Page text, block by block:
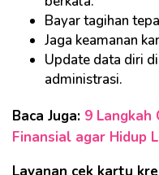
Bayar tagihan
Jaga keamanan
Update data diri
administrasi.
Baca Juga: 9 Langkah
Finansial agar Hidup